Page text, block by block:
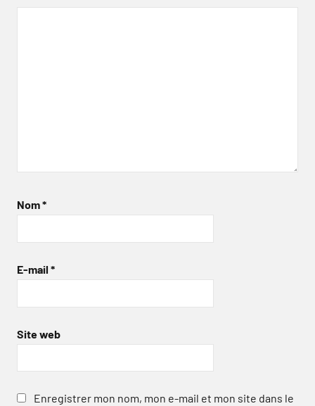
Nom*
E-mail *
Site web
Enregistrer mon nom, mon e-mail et mon site dans le